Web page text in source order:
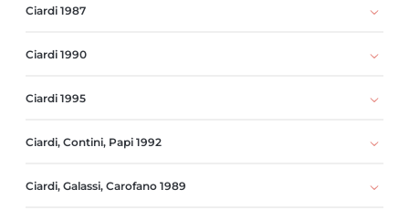
Ciardi 1987
Ciardi 1990
Ciardi 1995
Ciardi, Contini, Papi 1992
Ciardi, Galassi, Carofano 1989